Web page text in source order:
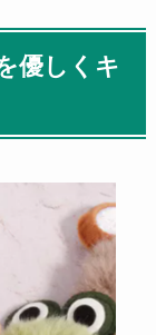
優しくキ